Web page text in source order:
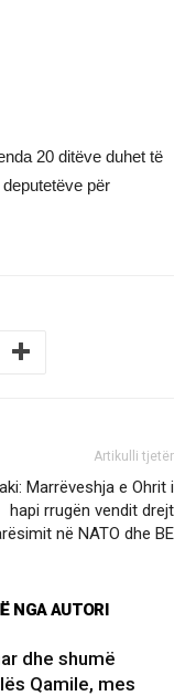
20 ditëve duhet të
për
Artikulli tjetër
Marrëveshja e Ohrit i
hapi rrugën vendit drejt
në NATO dhe BE
NGA AUTORI
dhe shumë
Qamile, mes